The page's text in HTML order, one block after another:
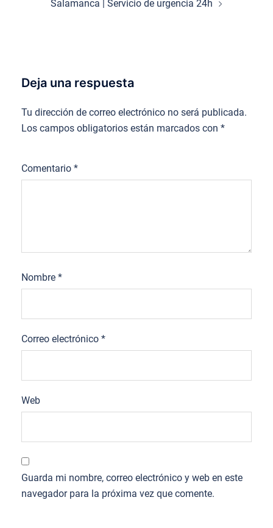
Salamanca | Servicio de urgencia 24h
Deja una respuesta
Tu dirección de correo electrónico no será publicada.
Los campos obligatorios están marcados con *
Comentario *
Nombre *
Correo electrónico *
Web
Guarda mi nombre, correo electrónico y web en este
navegador para la próxima vez que comente.